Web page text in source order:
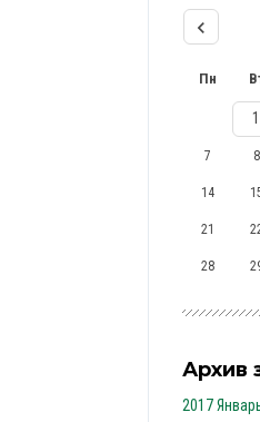
Пн
1
7 8
14
21
28
Архив
2017